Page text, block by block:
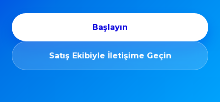
Başlayın
Satış Ekibiyle İletişime Geçin